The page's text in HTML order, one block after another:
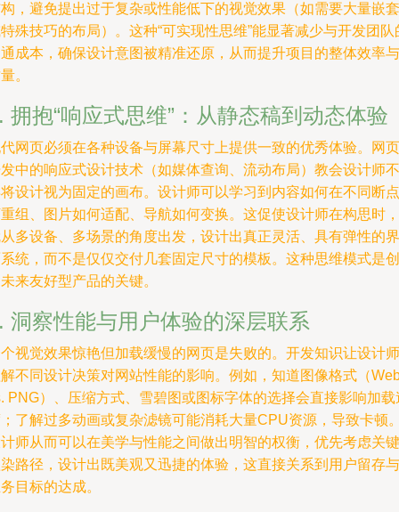
，避免提出过于复杂或性能低下的视觉效果（如需要大量嵌套
殊技巧的布局）。这种“可实现性思维”能显著减少与开发团队
成本，确保设计意图被精准还原，从而提升项目的整体效率与
。
拥抱“响应式思维”：从静态稿到动态体验
网页必须在各种设备与屏幕尺寸上提供一致的优秀体验。网页
中的响应式设计技术（如媒体查询、流动布局）教会设计师不
设计视为固定的画布。设计师可以学习到内容如何在不同断点
组、图片如何适配、导航如何变换。这促使设计师在构思时，
多设备、多场景的角度出发，设计出真正灵活、具有弹性的界
统，而不是仅仅交付几套固定尺寸的模板。这种思维模式是创
来友好型产品的关键。
洞察性能与用户体验的深层联系
视觉效果惊艳但加载缓慢的网页是失败的。开发知识让设计师
不同设计决策对网站性能的影响。例如，知道图像格式（
PNG）、压缩方式、雪碧图或图标字体的选择会直接影响加载
了解过多动画或复杂滤镜可能消耗大量CPU资源，导致卡顿
师从而可以在美学与性能之间做出明智的权衡，优先考虑关键
路径，设计出既美观又迅捷的体验，这直接关系到用户留存与
目标的达成。